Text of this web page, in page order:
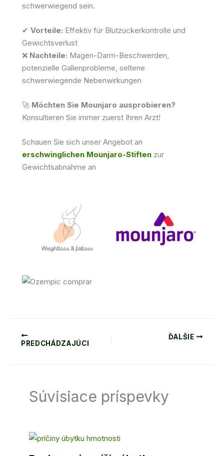
schwerwiegend sein.
✔ Vorteile: Effektiv für Blutzuckerkontrolle und
Gewichtsverlust
❌ Nachteile: Magen-Darm-Beschwerden,
potenzielle Gallenprobleme, seltene
schwerwiegende Nebenwirkungen
🚀 Möchten Sie Mounjaro ausprobieren?
Konsultieren Sie immer zuerst Ihren Arzt!
Schauen Sie sich unser Angebot an
erschwinglichen Mounjaro-Stiften zur
Gewichtsabnahme an
PREDCHÁDZAJÚCI
ĎALŠIE
Súvisiace príspevky